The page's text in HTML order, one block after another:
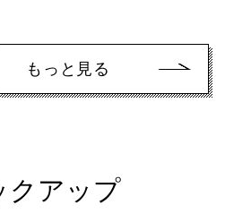
もっと見る
クアップ